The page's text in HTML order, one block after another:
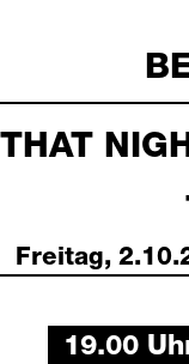
THAT
Freitag,
Friday, 2
19.00